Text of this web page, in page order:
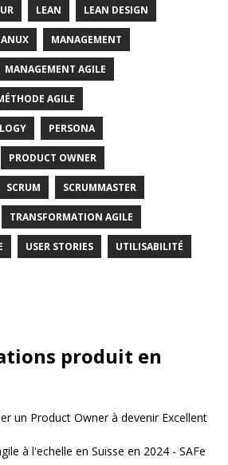
LEAN LEAN DESIGN
MANAGEMENT
MANAGEMENT AGILE
AGILE
PERSONA
PRODUCT OWNER
SCRUM SCRUMMASTER
TRANSFORMATION AGILE
USER STORIES UTILISABILITÉ
produit en
un Product Owner à devenir Excellent
à l'echelle en Suisse en 2024 - SAFe